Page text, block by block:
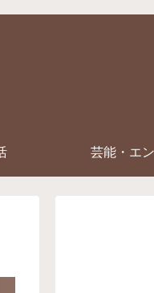
芸能・エ